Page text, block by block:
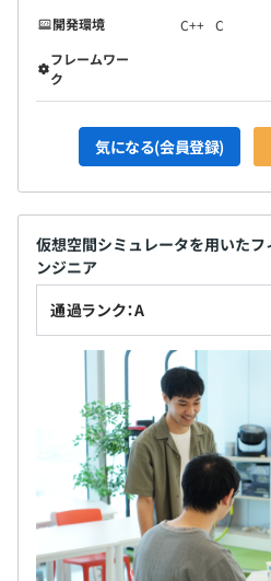
開発環境
C++ C
フレームワー
ク
気になる(会員登録)
仮想空間シミュレータを用いた
ンジニア
通過ランク：A